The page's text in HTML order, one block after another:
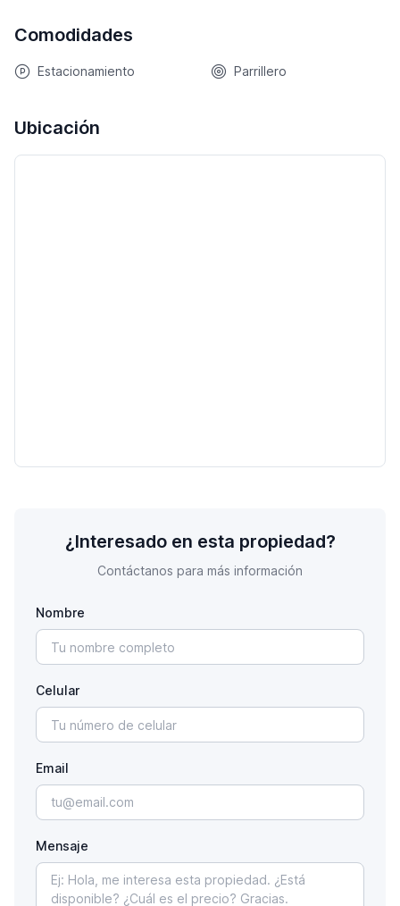
Comodidades
Estacionamiento Parrillero
Ubicación
¿Interesado en esta propiedad?
Contáctanos para más información
Nombre
Celular
Email
Mensaje